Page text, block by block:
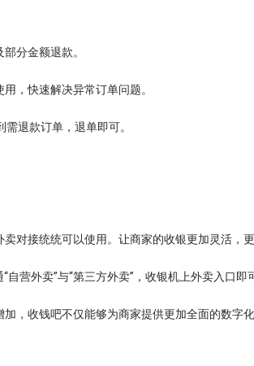
分金额退款。
，快速解决异常订单问题。
退款订单，退单即可。
对接统统可以使用。让商家的收银更加灵活，更
营外卖”与“第三方外卖”，收银机上外卖入口即
，收钱吧不仅能够为商家提供更加全面的数字